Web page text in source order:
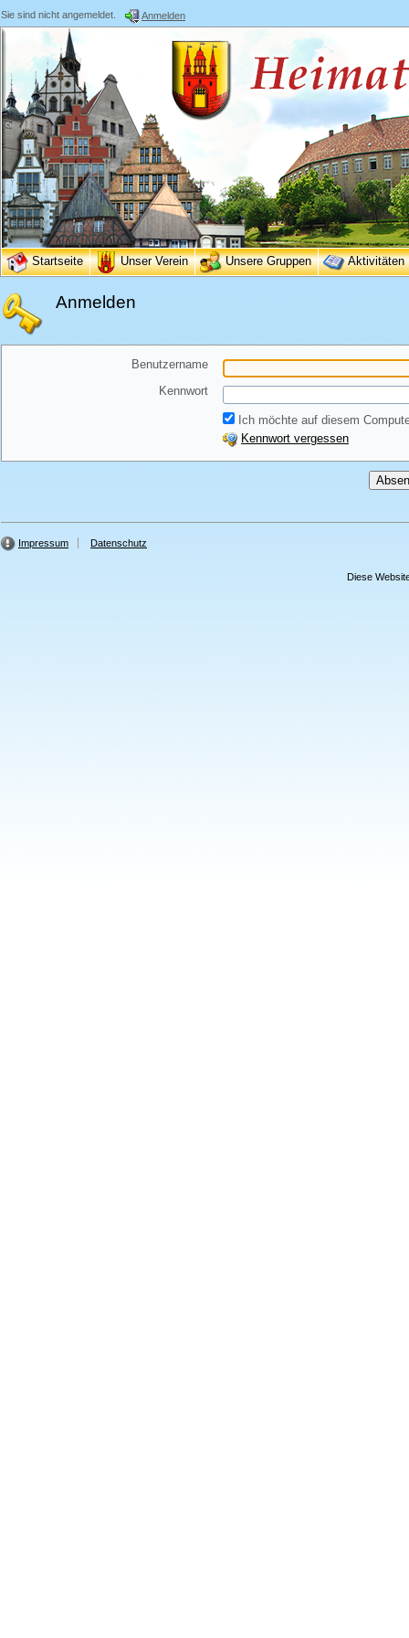
Sie sind nicht angemeldet. Anmelden
Startseite Unser Verein Unsere Gruppen Aktivitäten
Anmelden
Benutzername
Kennwort
Ich möchte auf diesem
Kennwort vergessen
Impressum Datenschutz
Diese